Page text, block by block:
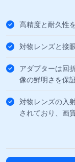
高精度と耐久性
対物レンズと接
アダプターは回
像の鮮明さを保
対物レンズの入
されており、画